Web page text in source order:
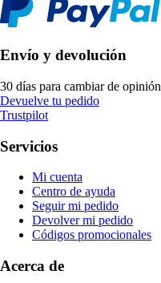
Envío y devolución
30 días para cambiar de opinión
Devuelve tu pedido
Trustpilot
Servicios
Mi cuenta
Centro de ayuda
Seguir mi pedido
Devolver mi pedido
Códigos promocionales
Acerca de